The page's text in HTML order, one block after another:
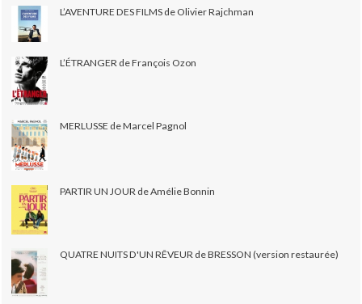
L’AVENTURE DES FILMS de Olivier Rajchman
L’ÉTRANGER de François Ozon
MERLUSSE de Marcel Pagnol
PARTIR UN JOUR de Amélie Bonnin
QUATRE NUITS D'UN RÊVEUR de BRESSON (version restaurée)